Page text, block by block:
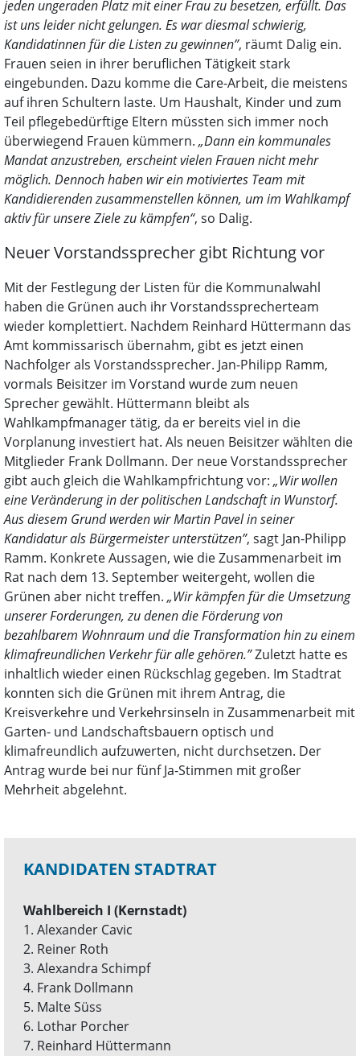
jeden ungeraden Platz mit einer Frau zu besetzen, erfüllt. Das
ist uns leider nicht gelungen. Es war diesmal schwierig,
Kandidatinnen für die Listen zu gewinnen”, räumt Dalig ein.
Frauen seien in ihrer beruflichen Tätigkeit stark
eingebunden. Dazu komme die Care-Arbeit, die meistens
auf ihren Schultern laste. Um Haushalt, Kinder und zum
Teil pflegebedürftige Eltern müssten sich immer noch
überwiegend Frauen kümmern. „Dann ein kommunales
Mandat anzustreben, erscheint vielen Frauen nicht mehr
möglich. Dennoch haben wir ein motiviertes Team mit
Kandidierenden zusammenstellen können, um im Wahlkampf
aktiv für unsere Ziele zu kämpfen“, so Dalig.
Neuer Vorstandssprecher gibt Richtung vor
Mit der Festlegung der Listen für die Kommunalwahl
haben die Grünen auch ihr Vorstandssprecherteam
wieder komplettiert. Nachdem Reinhard Hüttermann das
Amt kommissarisch übernahm, gibt es jetzt einen
Nachfolger als Vorstandssprecher. Jan-Philipp Ramm,
vormals Beisitzer im Vorstand wurde zum neuen
Sprecher gewählt. Hüttermann bleibt als
Wahlkampfmanager tätig, da er bereits viel in die
Vorplanung investiert hat. Als neuen Beisitzer wählten die
Mitglieder Frank Dollmann. Der neue Vorstandssprecher
gibt auch gleich die Wahlkampfrichtung vor: „Wir wollen
eine Veränderung in der politischen Landschaft in Wunstorf.
Aus diesem Grund werden wir Martin Pavel in seiner
Kandidatur als Bürgermeister unterstützen”, sagt Jan-Philipp
Ramm. Konkrete Aussagen, wie die Zusammenarbeit im
Rat nach dem 13. September weitergeht, wollen die
Grünen aber nicht treffen. „Wir kämpfen für die Umsetzung
unserer Forderungen, zu denen die Förderung von
bezahlbarem Wohnraum und die Transformation hin zu einem
klimafreundlichen Verkehr für alle gehören.”Zuletzt hatte es
inhaltlich wieder einen Rückschlag gegeben. Im Stadtrat
konnten sich die Grünen mit ihrem Antrag, die
Kreisverkehre und Verkehrsinseln in Zusammenarbeit mit
Garten- und Landschaftsbauern optisch und
klimafreundlich aufzuwerten, nicht durchsetzen. Der
Antrag wurde bei nur fünf Ja-Stimmen mit großer
Mehrheit abgelehnt.
KANDIDATEN STADTRAT
Wahlbereich I (Kernstadt)
1. Alexander Cavic
2. Reiner Roth
3. Alexandra Schimpf
4. Frank Dollmann
5. Malte Süss
6. Lothar Porcher
7. Reinhard Hüttermann